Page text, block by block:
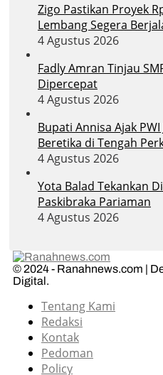
Zigo Pastikan Proyek
Lembang Segera
4 Agustus 2026
Fadly Amran Tinjau
Dipercepat
4 Agustus 2026
Bupati Annisa Ajak
Beretika di Tengah
4 Agustus 2026
Yota Balad Tekankan
Paskibraka Pariaman
4 Agustus 2026
© 2024 - Ranahnews.com |
Digital.
Tentang Kami
Redaksi
Kontak
Pedoman
Policy